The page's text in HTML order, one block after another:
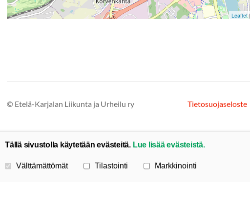
Leaflet
© Etelä-Karjalan Liikunta ja Urheilu ry Tietosuojaseloste
Tällä sivustolla käytetään evästeitä. Lue lisää evästeistä.
Valitse käytettävät evästeet
Välttämättömät Tilastointi Markkinointi